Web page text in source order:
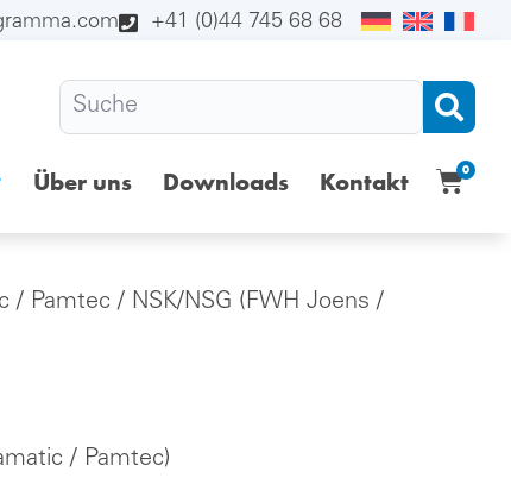
+41 (0)44 745 68 68
Über uns Downloads Kontakt 0
/ Pamtec / NSK/NSG (FWH Joens /
/ Pamtec)